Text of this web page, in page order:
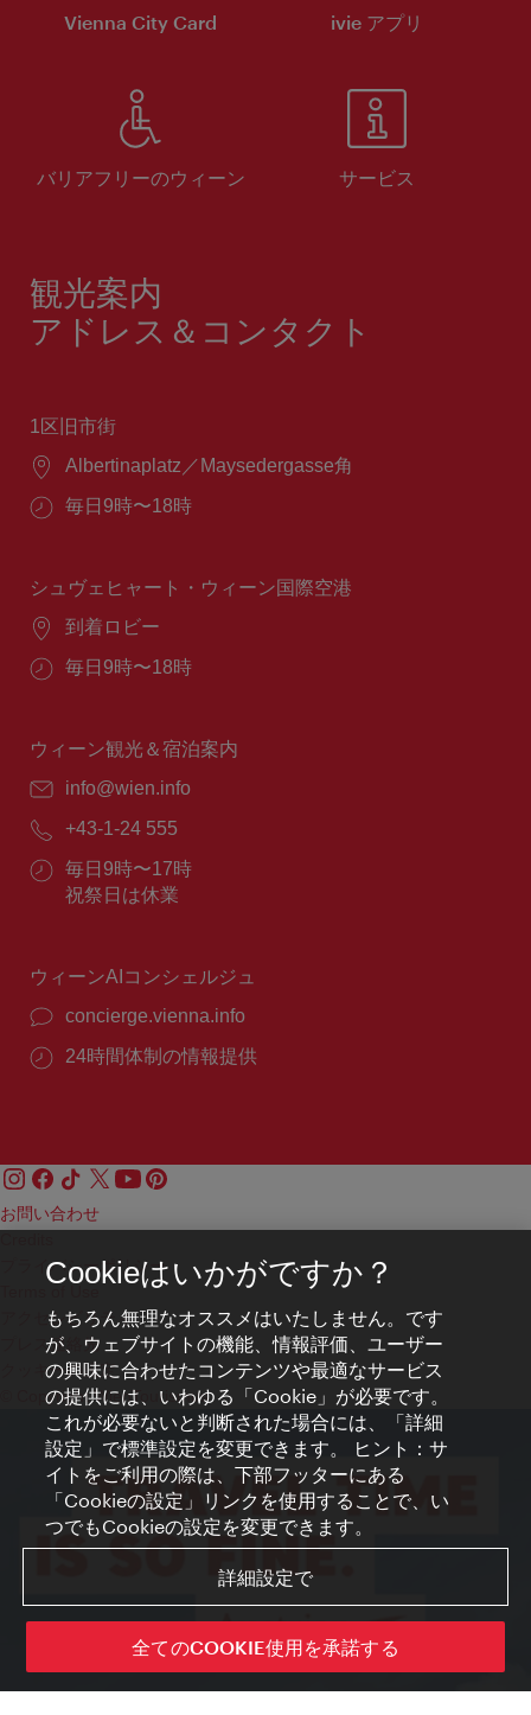
Vienna City Card ivie アプリ
バリアフリーのウィーン サービス
観光案内
アドレス＆コンタクト
1区旧市街
場
Albertinaplatz／Maysedergasse角
営
間：
毎日9時〜18時
シュヴェヒャート・ウィーン国際空港
場
到着ロビー
営
間：
毎日9時〜18時
ウィーン観光＆宿泊案内
E
ー
ル：
info@wien.info
電
番
号：
+43-1-24 555
営
業
毎日9時〜17時
祝祭日は休業
ウィーンAIコンシェルジュ
concierge.vienna.info
24時間体制の情報提供
お問い合わせ
プライバシーポリシー
アクセシビリティ
プレス連絡先
クッキーの設定
© Copyright WienTourismus
Cookieはいかがですか？
もちろん無理なオススメはいたしません。です
が、ウェブサイトの機能、情報評価、ユーザー
の興味に合わせたコンテンツや最適なサービス
の提供には、いわゆる「Cookie」が必要です。
これが必要ないと判断された場合には、「詳細
設定」で標準設定を変更できます。 ヒント：サ
イトをご利用の際は、下部フッターにある
「Cookieの設定」リンクを使用することで、い
つでもCookieの設定を変更できます。
詳細設定で
全てのCOOKIE使用を承諾する